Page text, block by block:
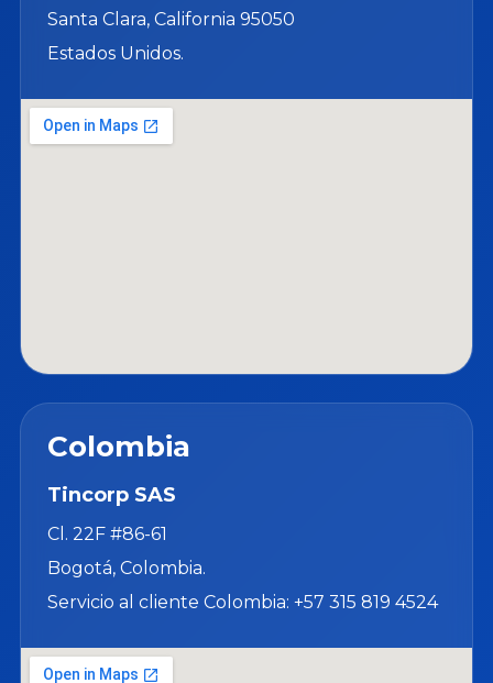
Santa Clara, California 95050
Estados Unidos.
Colombia
Tincorp SAS
Cl. 22F #86-61
Bogotá, Colombia.
Servicio al cliente Colombia: +57 315 819 4524